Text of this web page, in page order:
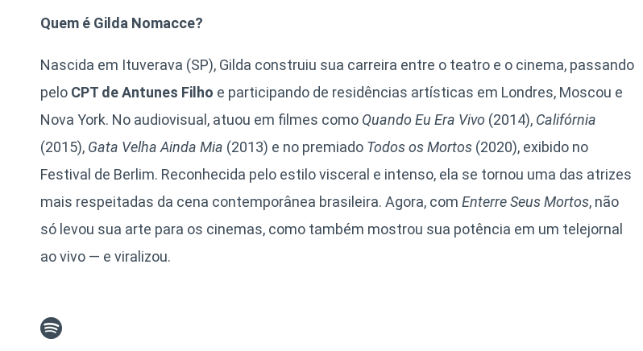
Quem é Gilda Nomacce?
Nascida em Ituverava (SP), Gilda construiu sua carreira entre o teatro e o cinema, passando
pelo CPT de Antunes Filho e participando de residências artísticas em Londres, Moscou e
Nova York. No audiovisual, atuou em filmes como Quando Eu Era Vivo (2014), Califórnia
(2015), Gata Velha Ainda Mia (2013) e no premiado Todos os Mortos (2020), exibido no
Festival de Berlim. Reconhecida pelo estilo visceral e intenso, ela se tornou uma das atrizes
mais respeitadas da cena contemporânea brasileira. Agora, com Enterre Seus Mortos, não
só levou sua arte para os cinemas, como também mostrou sua potência em um telejornal
ao vivo — e viralizou.